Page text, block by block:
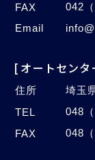
FAX
042
Email
[オートセン
住所
埼玉
TEL
048
FAX
048